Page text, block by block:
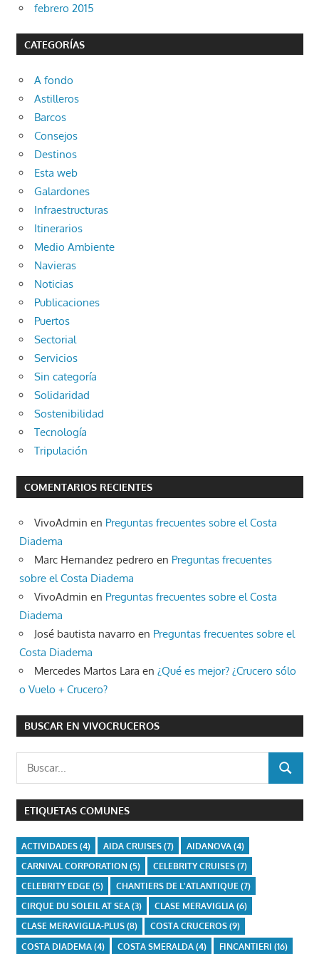
febrero 2015
CATEGORÍAS
A fondo
Astilleros
Barcos
Consejos
Destinos
Esta web
Galardones
Infraestructuras
Itinerarios
Medio Ambiente
Navieras
Noticias
Publicaciones
Puertos
Sectorial
Servicios
Sin categoría
Solidaridad
Sostenibilidad
Tecnología
Tripulación
COMENTARIOS RECIENTES
VivoAdmin en Preguntas frecuentes sobre el Costa
Diadema
Marc Hernandez pedrero en Preguntas frecuentes
sobre el Costa Diadema
VivoAdmin en Preguntas frecuentes sobre el Costa
Diadema
José bautista navarro en Preguntas frecuentes sobre el
Costa Diadema
Mercedes Martos Lara en ¿Qué es mejor? ¿Crucero sólo
o Vuelo + Crucero?
BUSCAR EN VIVOCRUCEROS
Buscar:
BUSCAR
ETIQUETAS COMUNES
ACTIVIDADES(4) AIDA CRUISES(7) AIDANOVA(4)
CARNIVAL CORPORATION(5) CELEBRITY CRUISES(7)
CELEBRITY EDGE (5) CHANTIERS DE L'ATLANTIQUE (7)
CIRQUE DU SOLEIL AT SEA(3) CLASE MERAVIGLIA(6)
CLASE MERAVIGLIA-PLUS(8) COSTA CRUCEROS(9)
COSTA DIADEMA(4) COSTA SMERALDA(4) FINCANTIERI (16)